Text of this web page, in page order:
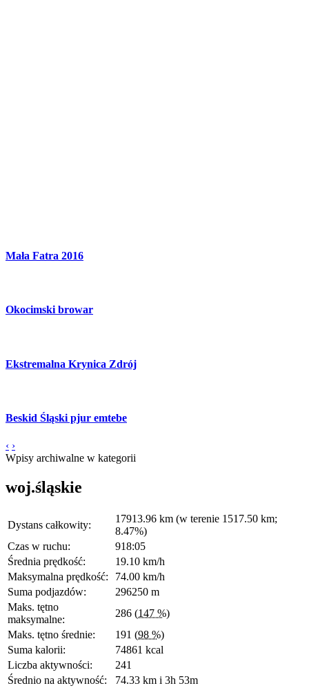
Mała Fatra 2016
Okocimski browar
Ekstremalna Krynica Zdrój
Beskid Śląski pjur emtebe
‹ ›
Wpisy archiwalne w kategorii
woj.śląskie
Dystans całkowity:
17913.96 km (w terenie 1517.50 km;
8.47%)
Czas w ruchu:
918:05
Średnia prędkość:
19.10 km/h
Maksymalna prędkość:
74.00 km/h
Suma podjazdów:
296250 m
Maks. tętno
maksymalne:
286 (147 %)
Maks. tętno średnie:
191 (98 %)
Suma kalorii:
74861 kcal
Liczba aktywności:
241
Średnio na aktywność:
74.33 km i 3h 53m